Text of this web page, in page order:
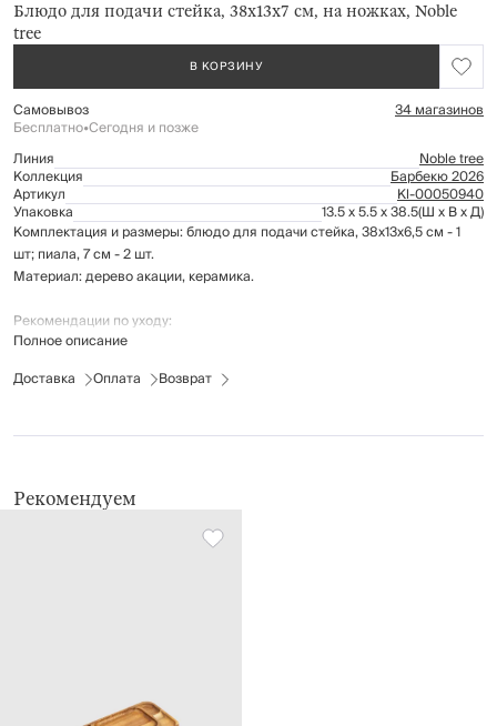
Блюдо для подачи стейка, 38x13х7 см, на ножках, Noble
tree
В КОРЗИНУ
Самовывоз 34 магазинов
Бесплатно•Сегодня и позже
Линия
Noble tree
Коллекция Барбекю 2026
Артикул Kl-00050940
Упаковка 13.5 x 5.5 x 38.5(Ш x В x Д)
Комплектация и размеры: блюдо для подачи стейка, 38x13х6,5 см - 1
шт; пиала, 7 см - 2 шт.
Материал: дерево акации, керамика.
Рекомендации по уходу:
мыть вручную с применением мягких моющих средств
не использовать для ухода абразивные чистящие средства и
жесткие губки
Полное описание
Доставка
Оплата Возврат
Рекомендуем